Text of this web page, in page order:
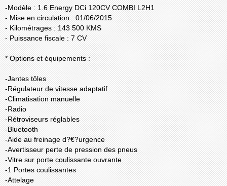
-Modèle : 1.6 Energy DCi 120CV COMBI L2H1
- Mise en circulation : 01/06/2015
- Kilométrages : 143 500 KMS
- Puissance fiscale : 7 CV
* Options et équipements :
-Jantes tôles
-Régulateur de vitesse adaptatif
-Climatisation manuelle
-Radio
-Rétroviseurs réglables
-Bluetooth
-Aide au freinage d?€?urgence
-Avertisseur perte de pression des pneus
-Vitre sur porte coulissante ouvrante
-1 Portes coulissantes
-Attelage